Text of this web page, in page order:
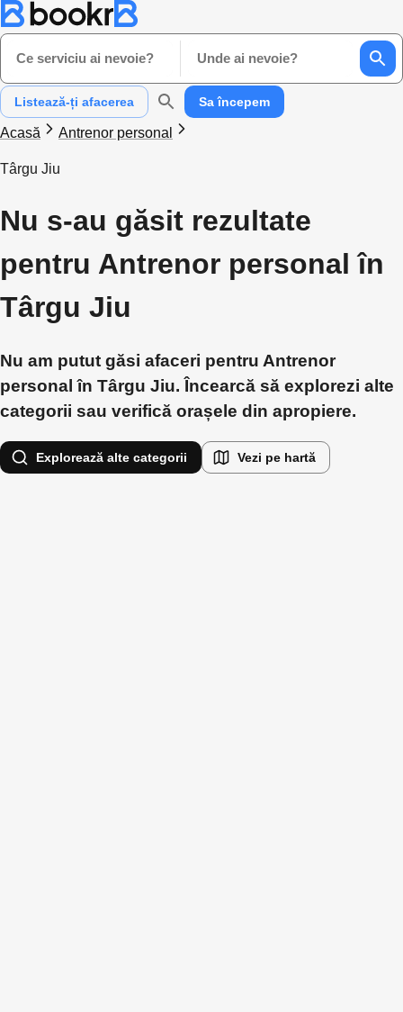
Ce serviciu ai nevoie? Unde ai nevoie?
Listează-ți afacerea Sa începem
Acasă Antrenor personal
Târgu Jiu
Nu s-au găsit rezultate
pentru Antrenor personal în
Târgu Jiu
Nu am putut găsi afaceri pentru Antrenor
personal în Târgu Jiu. Încearcă să explorezi alte
categorii sau verifică orașele din apropiere.
Explorează alte categorii Vezi pe hartă